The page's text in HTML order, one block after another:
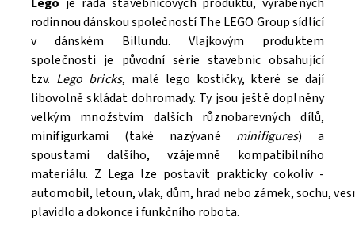
Souhlasím seZpracováním osobních údajů.
rodinnou dánskou společností The LEGO Group sídlící
v dánském Billundu. Vlajkovým produktem
společnosti je původní série stavebnic obsahující
tzv. Lego bricks, malé lego kostičky, které se dají
libovolně skládat dohromady. Ty jsou ještě doplněny
velkým množstvím dalších různobarevných dílů,
minifigurkami (také nazývané minifigures) a
spoustami dalšího, vzájemně kompatibilního
materiálu. Z Lega lze postavit prakticky cokoliv -
automobil, letoun, vlak, dům, hrad nebo zámek, sochu,
plavidlo a dokonce i funkčního robota.